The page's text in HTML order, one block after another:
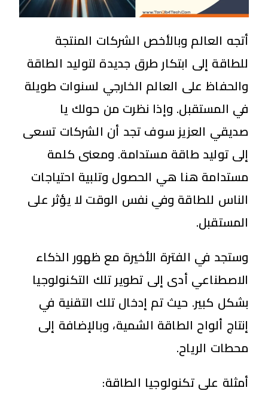
أتجه العالم وبالأخص الشركات المنتجة
للطاقة إلى ابتكار طرق جديدة لتوليد الطاقة
والحفاظ على العالم الخارجي لسنوات طويلة
في المستقبل. وإذا نظرت من حولك يا
صديقي العزيز سوف تجد أن الشركات تسعى
إلى توليد طاقة مستدامة. ومعنى كلمة
مستدامة هنا هي الحصول وتلبية احتياجات
الناس للطاقة وفي نفس الوقت لا يؤثر على
المستقبل.
وستجد في الفترة الأخيرة مع ظهور الذكاء
الاصطناعي أدى إلى تطوير تلك التكنولوجيا
بشكل كبير. حيث تم إدخال تلك التقنية في
إنتاج ألواح الطاقة الشمية، وبالإضافة إلى
محطات الرياح.
أمثلة على تكنولوجيا الطاقة: